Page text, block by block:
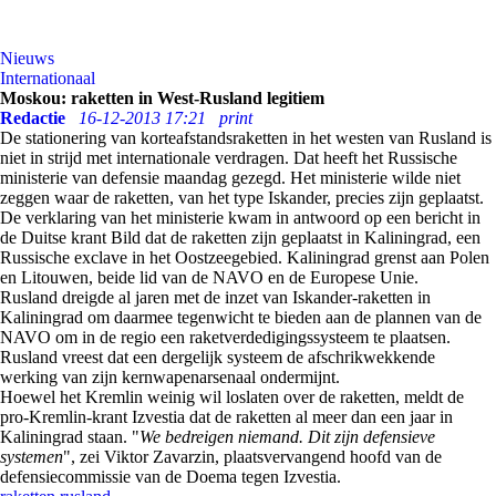
Nieuws
Internationaal
Moskou: raketten in West-Rusland legitiem
Redactie
16-12-2013 17:21
print
De stationering van korteafstandsraketten in het westen van Rusland is
niet in strijd met internationale verdragen. Dat heeft het Russische
ministerie van defensie maandag gezegd. Het ministerie wilde niet
zeggen waar de raketten, van het type Iskander, precies zijn geplaatst.
De verklaring van het ministerie kwam in antwoord op een bericht in
de Duitse krant Bild dat de raketten zijn geplaatst in Kaliningrad, een
Russische exclave in het Oostzeegebied. Kaliningrad grenst aan Polen
en Litouwen, beide lid van de NAVO en de Europese Unie.
Rusland dreigde al jaren met de inzet van Iskander-raketten in
Kaliningrad om daarmee tegenwicht te bieden aan de plannen van de
NAVO om in de regio een raketverdedigingssysteem te plaatsen.
Rusland vreest dat een dergelijk systeem de afschrikwekkende
werking van zijn kernwapenarsenaal ondermijnt.
Hoewel het Kremlin weinig wil loslaten over de raketten, meldt de
pro-Kremlin-krant Izvestia dat de raketten al meer dan een jaar in
Kaliningrad staan. "We bedreigen niemand. Dit zijn defensieve
systemen", zei Viktor Zavarzin, plaatsvervangend hoofd van de
defensiecommissie van de Doema tegen Izvestia.